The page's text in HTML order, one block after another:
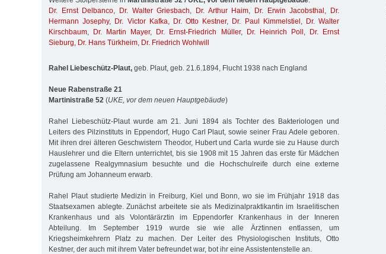
Dr. Ernst Delbanco, Dr. Walter Griesbach, Dr. Arthur Haim, Dr. Erwin Jacobsthal ,
Dr.
Hermann Josephy, Dr. Victor Kafka, Dr. Otto Kestner, Dr. Paul Kimmelstiel , Dr. Walter
Kirschbaum, Dr. Martin Mayer, Dr. Ernst-Friedrich Müller, Dr. Heinrich Poll ,
Dr. Ernst
Sieburg, Dr. Hans Türkheim, Dr. Friedrich Wohlwill
Rahel Liebeschütz-Plaut, geb. Plaut, geb. 21.6.1894, Flucht 1938 nach England
Neue Rabenstraße 21
Martinistraße 52 (UKE, vor dem neuen Hauptgebäude)
Rahel Liebeschütz-Plaut wurde am 21. Juni 1894 als Tochter des Bakteriologen und
Leiters des Pilzinstituts in Eppendorf, Hugo Carl Plaut, sowie seiner Frau Adele geboren.
Mit ihren drei älteren Geschwistern Theodor, Hubert und Carla wurde sie zu Hause durch
Hauslehrer und die Eltern unterrichtet, bis sie 1908 mit 15 Jahren das erste für Mädchen
zugelassene Realgymnasium besuchte und die Hochschulreife durch eine externe
Prüfung am Johanneum erwarb.
Rahel Plaut studierte Medizin in Freiburg, Kiel und Bonn, wo sie im Frühjahr 1918 das
Staatsexamen ablegte. Zunächst arbeitete sie als Medizinalpraktikantin im Israelitischen
Krankenhaus und als Volontärärztin im Eppendorfer Krankenhaus in der Inneren
Abteilung. Im September 1919 wurde sie wie alle Ärztinnen entlassen, um
Kriegsheimkehrern Platz zu machen. Der Leiter des Physiologischen Instituts, Otto
Kestner, der auch mit ihrem Vater befreundet war, bot ihr eine Assistentenstelle an.